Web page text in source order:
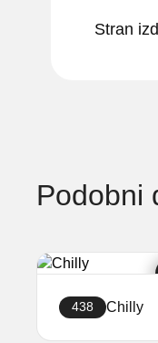
Stran
Podobni
438 Chilly